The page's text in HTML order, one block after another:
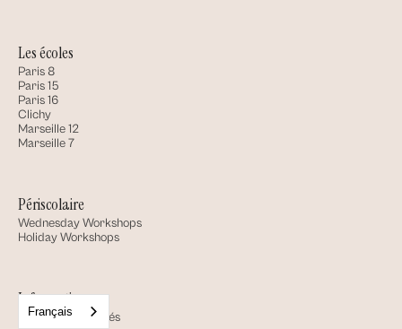
Les écoles
Paris 8
Paris 15
Paris 16
Clichy
Marseille 12
Marseille 7
Périscolaire
Wednesday Workshops
Holiday Workshops
Informations
Presse et actualités
Français